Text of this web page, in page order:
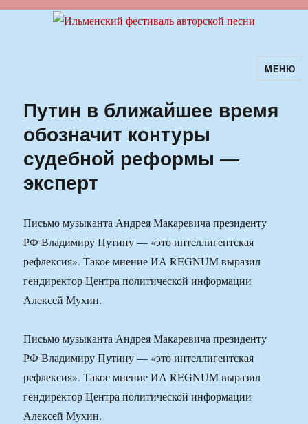
Ильменский фестиваль авторскойМЕНЮ
Путин в ближайшее время
обозначит контуры
судебной реформы —
эксперт
Письмо музыканта Андрея Макаревича президенту
РФ Владимиру Путину — «это интеллигентская
рефлексия». Такое мнение ИА REGNUM выразил
гендиректор Центра политической информации
Алексей Мухин.
Письмо музыканта Андрея Макаревича президенту
РФ Владимиру Путину — «это интеллигентская
рефлексия». Такое мнение ИА REGNUM выразил
гендиректор Центра политической информации
Алексей Мухин.